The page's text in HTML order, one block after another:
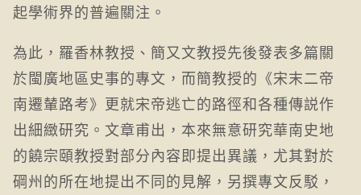
起學術界的普遍關注。
為此，羅香林教授、簡又文教授先後發表多篇關
於閩廣地區史事的專文，而簡教授的《宋末二帝
南遷輦路考》更就宋帝逃亡的路徑和各種傳説作
出細緻研究。文章甫出，本來無意研究華南史地
的饒宗頤教授對部分內容即提出異議，尤其對於
碙州的所在地提出不同的見解，另撰專文反駁，